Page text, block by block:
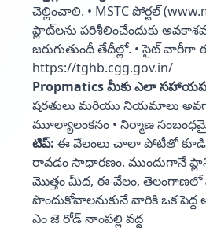
చెల్లించాలి. • MSTC పోర్టల్
ప్లాట్‌లను పరిశీలించేందుకు
జరుగుతుందీ తేదీల్లో. • సైట్ వారీగా
https://tghb.cgg.gov.in/
Propmatics మీకు ఎలా
షరతులు మరియు నియమాలు
మూల్యాలంకనం • నిర్మాణ
టిప్: ఈ వేలంలు చాలా పోటీతో
రావడం సాధారణం. ముందుగానే
మొత్తం మీద, ఈ-వేలం, తెలంగాణలో
పొందుకోవాలనుకునే వారికి ఒక
ఎం జె రోడ్ నాంపల్లి వద్ద